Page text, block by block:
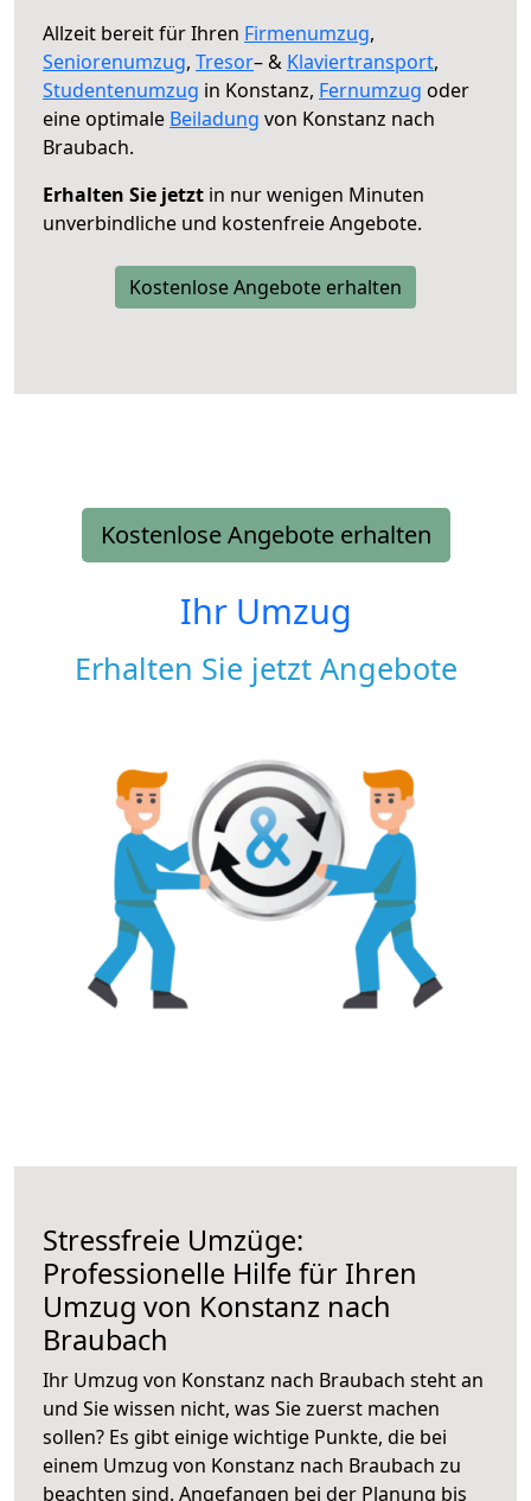
Allzeit bereit für Ihren Firmenumzug,
Seniorenumzug, Tresor– & Klaviertransport,
Studentenumzug in Konstanz, Fernumzug oder
eine optimale Beiladung von Konstanz nach
Braubach.
Erhalten Sie jetzt in nur wenigen Minuten
unverbindliche und kostenfreie Angebote.
Kostenlose Angebote erhalten
Kostenlose Angebote erhalten
Ihr Umzug
Erhalten Sie jetzt Angebote
Stressfreie Umzüge:
Professionelle Hilfe für Ihren
Umzug von Konstanz nach
Braubach
Ihr Umzug von Konstanz nach Braubach steht an
und Sie wissen nicht, was Sie zuerst machen
sollen? Es gibt einige wichtige Punkte, die bei
einem Umzug von Konstanz nach Braubach zu
beachten sind. Angefangen bei der Planung bis